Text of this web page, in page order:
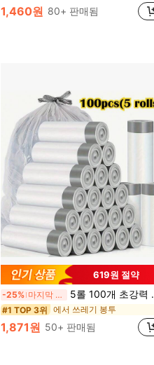
1,460원 80+ 판매됨
619원 절약
-25% 마지막 2일 5롤 100개 초강력 끈 쓰레기 봉투, 누수 방지 라이너, 주방, 욕실, 가정 및 사무실에 적합, 일회용 쓰레기통 봉투
#1 TOP 3위 에서 쓰레기 봉투
1,871원 50+ 판매됨